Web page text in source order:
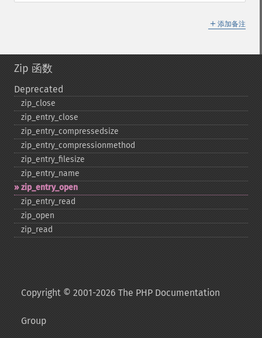
＋ 添加备注
Zip 函数
Deprecated
zip_​close
zip_​entry_​close
zip_​entry_​compressedsize
zip_​entry_​compressionmethod
zip_​entry_​filesize
zip_​entry_​name
zip_​entry_​open
zip_​entry_​read
zip_​open
zip_​read
Copyright © 2001-2026 The PHP Documentation
Group